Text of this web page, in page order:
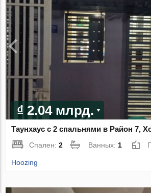
₫ 2.04 млрд.
Таунхаус с 2 спальнями в Район 7,
Спален:2 Ванных: 1
Hoozing